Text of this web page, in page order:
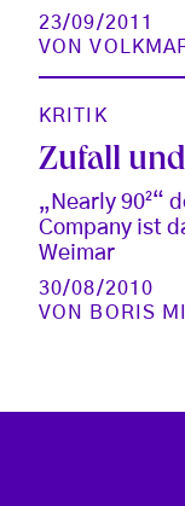
23/09/2011
VON
KRITIK
Zufall
„Nearly 90²“
Company ist
Weimar
30/08/2010
VON
BORIS